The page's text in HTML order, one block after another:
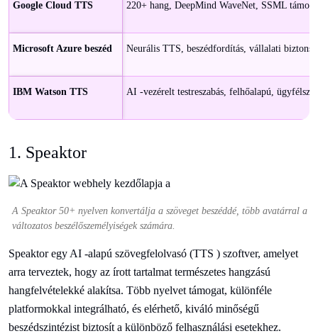
Google Cloud TTS 220+ hang, DeepMind WaveNet, SSML
Microsoft Azure beszéd Neurális TTS, beszédfordítás, vállalati
IBM Watson TTS AI -vezérelt testreszabás, felhőalapú,
1. Speaktor
A Speaktor 50+ nyelven konvertálja a szöveget beszéddé, több avatárral a
változatos beszélőszemélyiségek számára.
Speaktor egy AI -alapú szövegfelolvasó (TTS ) szoftver, amelyet
arra terveztek, hogy az írott tartalmat természetes hangzású
hangfelvételekké alakítsa. Több nyelvet támogat, különféle
platformokkal integrálható, és elérhető, kiváló minőségű
beszédszintézist biztosít a különböző felhasználási esetekhez.